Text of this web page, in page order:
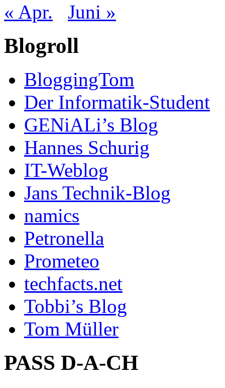
« Apr. Juni »
Blogroll
BloggingTom
Der Informatik-Student
GENiALi’s Blog
Hannes Schurig
IT-Weblog
Jans Technik-Blog
namics
Petronella
Prometeo
techfacts.net
Tobbi’s Blog
Tom Müller
PASS D-A-CH